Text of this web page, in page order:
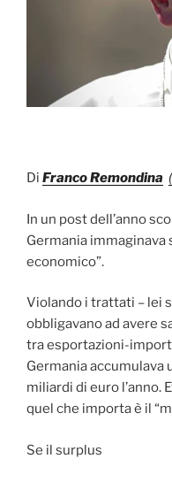
Di Franco Remondina
In un post dell’anno
Germania immaginava
economico”.
Violando i trattati – lei
obbligavano ad avere
tra esportazioni-
Germania accumulava
miliardi di euro l’anno.
quel che importa è il
Se il surplus